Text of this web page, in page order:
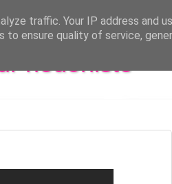
hédoniste
traffic. Your IP address and
to ensure quality of service,